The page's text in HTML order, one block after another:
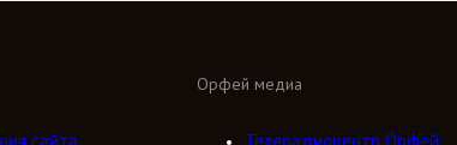
Орфей медиа